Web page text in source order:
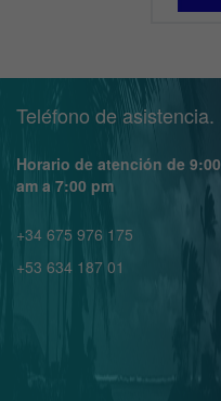
Teléfono de asistencia.
Horario de atención de 9:00
am a 7:00 pm
+34 675 976 175
+53 634 187 01